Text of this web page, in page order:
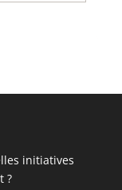
initiatives
?